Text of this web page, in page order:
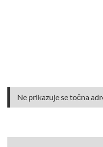
Ne prikazuje se točna